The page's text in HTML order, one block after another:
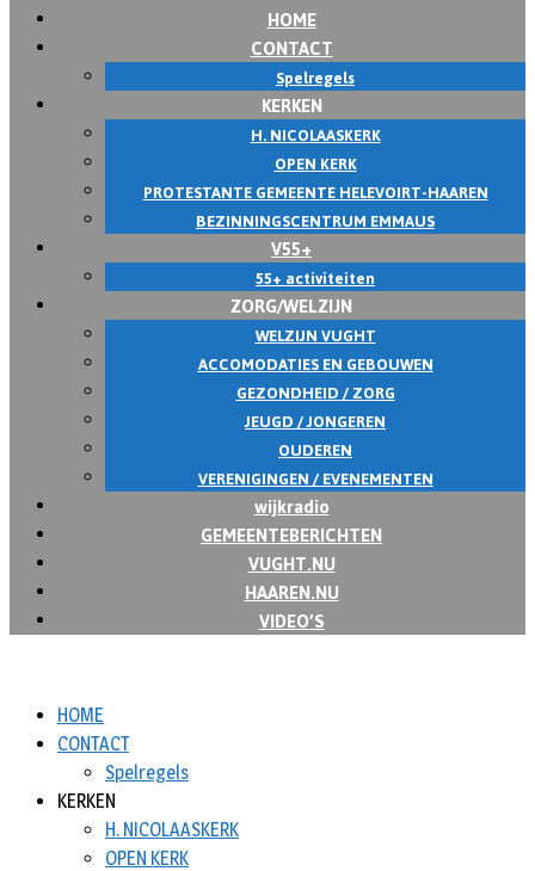
HOME
CONTACT
Spelregels
KERKEN
H. NICOLAASKERK
OPEN KERK
PROTESTANTE GEMEENTE HELEVOIRT-HAAREN
BEZINNINGSCENTRUM EMMAUS
V55+
55+ activiteiten
ZORG/WELZIJN
WELZIJN VUGHT
ACCOMODATIES EN GEBOUWEN
GEZONDHEID / ZORG
JEUGD / JONGEREN
OUDEREN
VERENIGINGEN / EVENEMENTEN
wijkradio
GEMEENTEBERICHTEN
VUGHT.NU
HAAREN.NU
VIDEO’S
HOME
CONTACT
Spelregels
KERKEN
H. NICOLAASKERK
OPEN KERK